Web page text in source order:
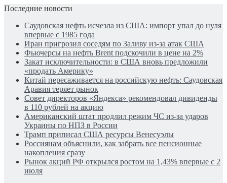
Последние новости
Саудовская нефть исчезла из США: импорт упал до нуля
впервые с 1985 года
Иран пригрозил соседям по Заливу из-за атак США
Фьючерсы на нефть Brent подскочили в цене на 2%
Закат исключительности: в США вновь предложили
«продать Америку»
Китай пересаживается на российскую нефть: Саудовская
Аравия теряет рынок
Совет директоров «Яндекса» рекомендовал дивиденды
в 110 рублей на акцию
Американский штат продлил режим ЧС из-за ударов
Украины по НПЗ в России
Трамп приписал США ресурсы Венесуэлы
Россиянам объяснили, как забрать все пенсионные
накопления сразу
Рынок акций РФ открылся ростом на 1,43% впервые с 2
июля